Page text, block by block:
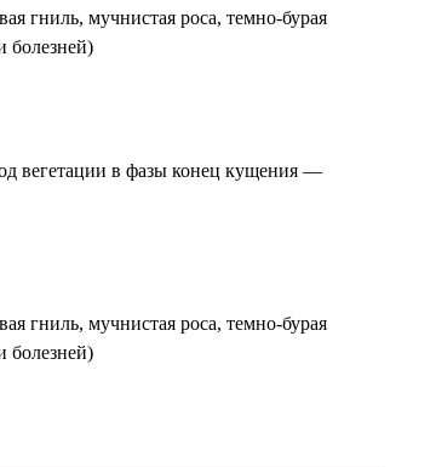
гниль, мучнистая роса, темно-бурая
болезней)
вегетации в фазы конец кущения —
гниль, мучнистая роса, темно-бурая
болезней)